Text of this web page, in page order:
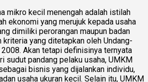
mikro kecil menengah adalah istilah
ekonomi yang merujuk kepada usaha
dimiliki perorangan maupun badan
kriteria yang ditetapkan oleh Undang-
2008. Akan tetapi definisinya ternyata
sudut pandang pelaku usaha, UMKM
bisnis yang dijalankan individu,
usaha ukuran kecil. Selain itu, UMKM